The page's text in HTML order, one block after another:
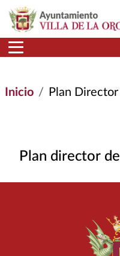
Pasar al contenido principal
Inicio Plan
Plan director